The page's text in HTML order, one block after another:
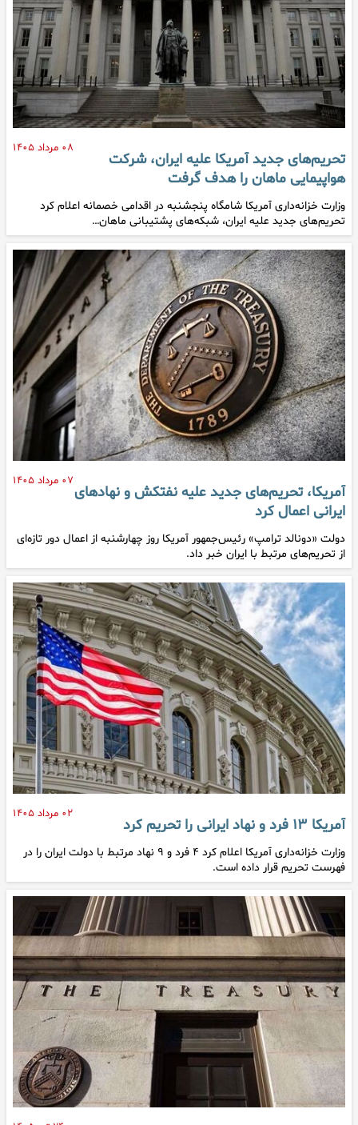
۰۸ مرداد ۱۴۰۵
تحریم‌های جدید آمریکا علیه ایران، شرکت
هواپیمایی ماهان را هدف گرفت
وزارت خزانه‌داری آمریکا شامگاه پنجشنبه در اقدامی خصمانه اعلام کرد
تحریم‌های جدید علیه ایران، شبکه‌های پشتیبانی ماهان…
۰۷ مرداد ۱۴۰۵
آمریکا، تحریم‌های جدید علیه نفتکش و نهادهای
ایرانی اعمال کرد
دولت «دونالد ترامپ» رئیس‌جمهور آمریکا روز چهارشنبه از اعمال دور تازه‌ای
از تحریم‌های مرتبط با ایران خبر داد.
۰۲ مرداد ۱۴۰۵
آمریکا ۱۳ فرد و نهاد ایرانی را تحریم کرد
وزارت خزانه‌داری آمریکا اعلام کرد ۴ فرد و ۹ نهاد مرتبط با دولت ایران را در
فهرست تحریم قرار داده است.